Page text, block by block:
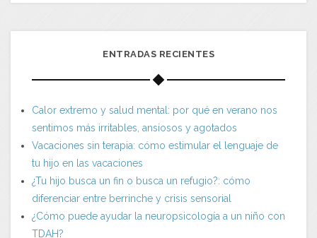
ENTRADAS RECIENTES
Calor extremo y salud mental: por qué en verano nos
sentimos más irritables, ansiosos y agotados
Vacaciones sin terapia: cómo estimular el lenguaje de
tu hijo en las vacaciones
¿Tu hijo busca un fin o busca un refugio?: cómo
diferenciar entre berrinche y crisis sensorial
¿Cómo puede ayudar la neuropsicología a un niño con
TDAH?